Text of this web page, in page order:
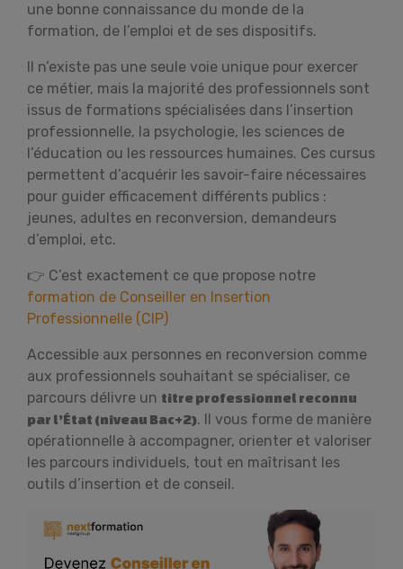
une bonne connaissance du monde de la
formation, de l’emploi et de ses dispositifs.
Il n’existe pas une seule voie unique pour exercer
ce métier, mais la majorité des professionnels sont
issus de formations spécialisées dans l’insertion
professionnelle, la psychologie, les sciences de
l’éducation ou les ressources humaines. Ces cursus
permettent d’acquérir les savoir-faire nécessaires
pour guider efficacement différents publics :
jeunes, adultes en reconversion, demandeurs
d’emploi, etc.
👉 C’est exactement ce que propose notre
formation de Conseiller en Insertion
Professionnelle (CIP)
Accessible aux personnes en reconversion comme
aux professionnels souhaitant se spécialiser, ce
parcours délivre un titre professionnel reconnu
par l’État (niveau Bac+2). Il vous forme de manière
opérationnelle à accompagner, orienter et valoriser
les parcours individuels, tout en maîtrisant les
outils d’insertion et de conseil.